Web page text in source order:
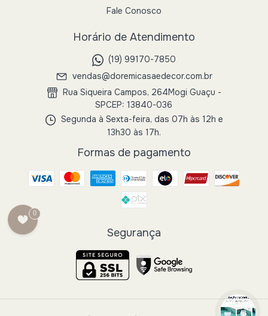
Fale Conosco
Horário de Atendimento
(19) 99170-7850
vendas@doremicasaedecor.com.br
Rua Siqueira Campos, 264Mogi Guaçu -
SPCEP: 13840-036
Segunda à Sexta-feira, das 07h às 12h e
13h30 às 17h.
Formas de pagamento
Segurança
0